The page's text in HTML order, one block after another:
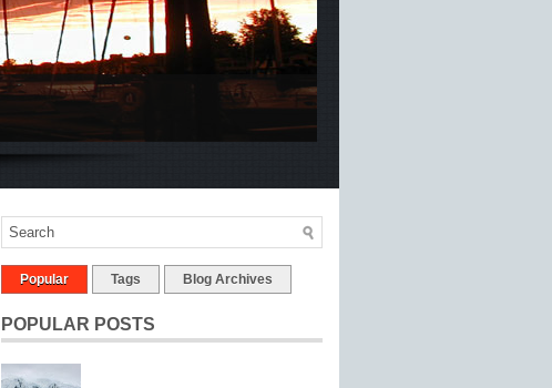
Popular Tags Blog Archives
POPULAR POSTS